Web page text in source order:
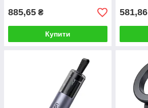
885,65 ₴
Купити
581,86